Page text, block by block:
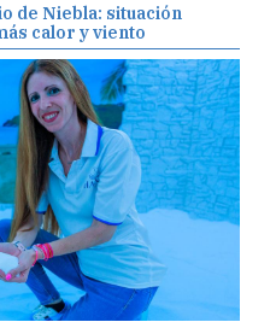
de Niebla: situación
calor y viento